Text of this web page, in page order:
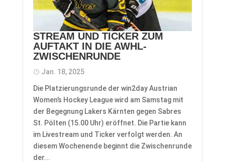
STREAM UND TICKER ZUM
AUFTAKT IN DIE AWHL-
ZWISCHENRUNDE
Jan. 18, 2025
Die Platzierungsrunde der win2day Austrian
Women’s Hockey League wird am Samstag mit
der Begegnung Lakers Kärnten gegen Sabres
St. Pölten (15.00 Uhr) eröffnet. Die Partie kann
im Livestream und Ticker verfolgt werden. An
diesem Wochenende beginnt die Zwischenrunde
der...